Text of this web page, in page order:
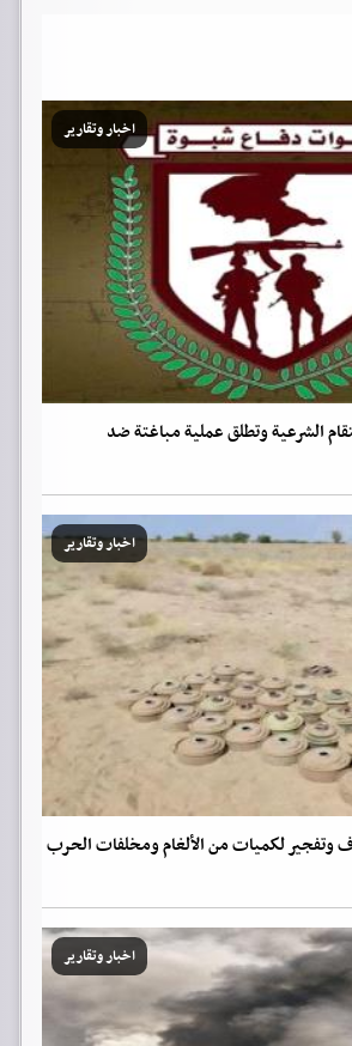
اخبار وتقارير
الشرعية وتطلق عملية مباغتة ضد
اخبار وتقارير
وتفجير لكميات من الألغام ومخلفات الحرب
اخبار وتقارير